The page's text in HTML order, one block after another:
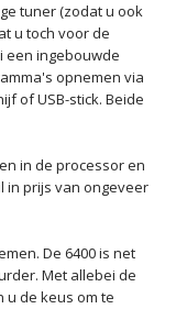
tuner (zodat u ook
u toch voor de
een ingebouwde
opnemen via
of USB-stick. Beide
in de processor en
in prijs van ongeveer
De 6400 is net
Met allebei de
u de keus om te